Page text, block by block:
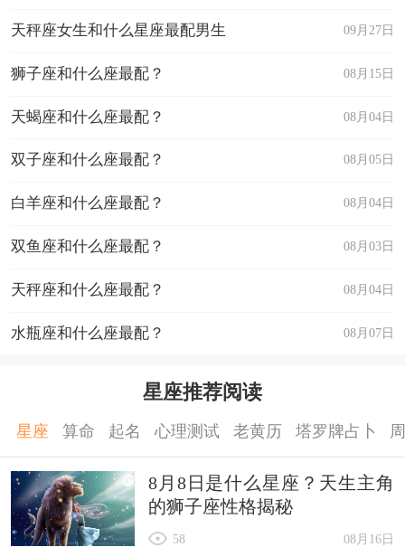
09月27日
天秤座女生和什么星座最配男生
08月15日
狮子座和什么座最配？
08月04日
天蝎座和什么座最配？
08月05日
双子座和什么座最配？
08月04日
白羊座和什么座最配？
08月03日
双鱼座和什么座最配？
08月04日
天秤座和什么座最配？
08月07日
水瓶座和什么座最配？
星座推荐阅读
星座 算命 起名 心理测试 老黄历 塔罗牌占卜
8月8日是什么星座？天生主角
的狮子座性格揭秘
08月16日
58